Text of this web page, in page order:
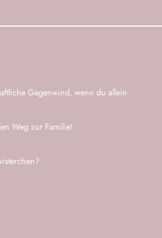
Gegenwind, wenn du allein
Weg zur Familie!